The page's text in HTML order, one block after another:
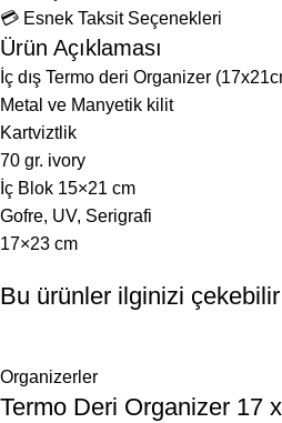
💳 Esnek Taksit Seçenekleri
Ürün Açıklaması
İç dış Termo deri Organizer
Metal ve Manyetik kilit
Kartviztlik
70 gr. ivory
İç Blok 15×21 cm
Gofre, UV, Serigrafi
17×23 cm
Bu ürünler ilginizi çekebilir
Organizerler
Termo Deri Organizer 17